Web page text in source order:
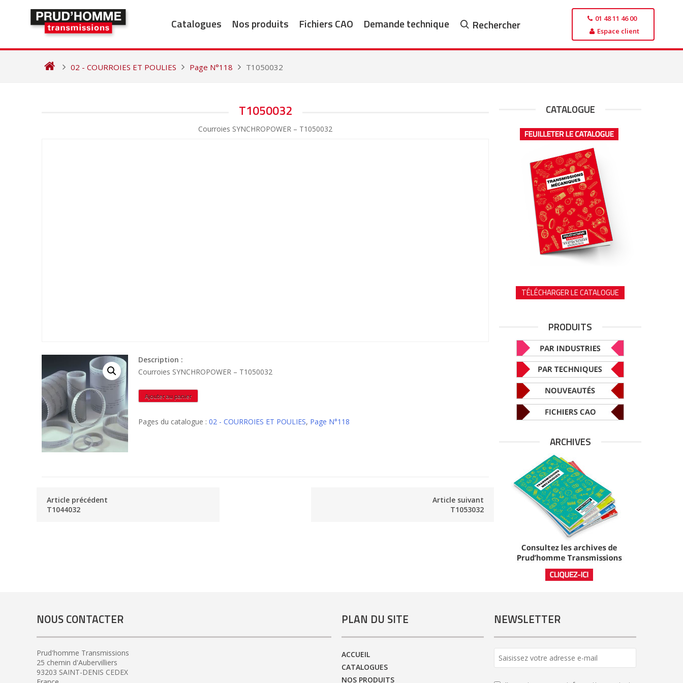
Catalogues Nos produits Fichiers CAO Demande technique Rechercher
01 48 11 46 00
Espace client
02 - COURROIES ET POULIES Page N°118 T1050032
T1050032
Courroies SYNCHROPOWER – T1050032
Description :
Courroies SYNCHROPOWER – T1050032
quantité
de
Ajouter au panier
Pages du catalogue : 02 - COURROIES ET POULIES, Page N°118
Article précédent
T1044032
Article suivant
T1053032
CATALOGUE
TÉLÉCHARGER LE CATALOGUE
PRODUITS
ARCHIVES
NOUS CONTACTER
Prud'homme Transmissions
25 chemin d'Aubervilliers
93203 SAINT-DENIS CEDEX
PLAN DU SITE
ACCUEIL
CATALOGUES
NOS PRODUITS
NEWSLETTER
Email *